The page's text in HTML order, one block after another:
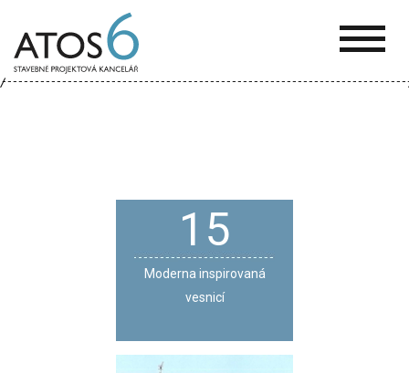
6
15
Moderna inspirovaná
vesnicí